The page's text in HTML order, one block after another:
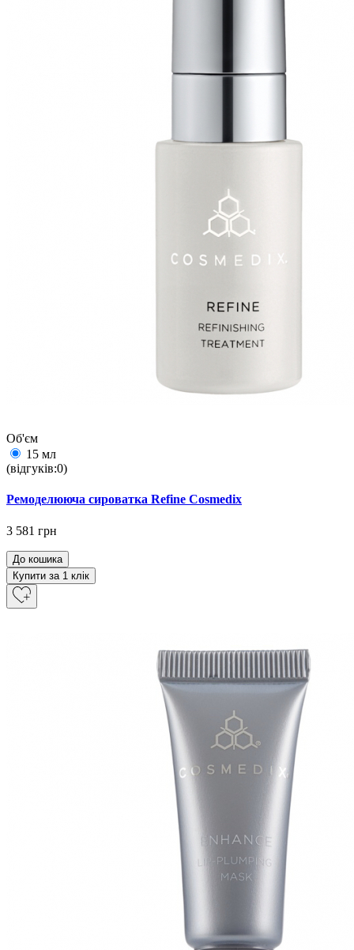
Об'єм
15 мл
(відгуків:0)
Ремоделююча сироватка Refine Cosmedix
3 581 грн
До кошика
Купити за 1 клiк